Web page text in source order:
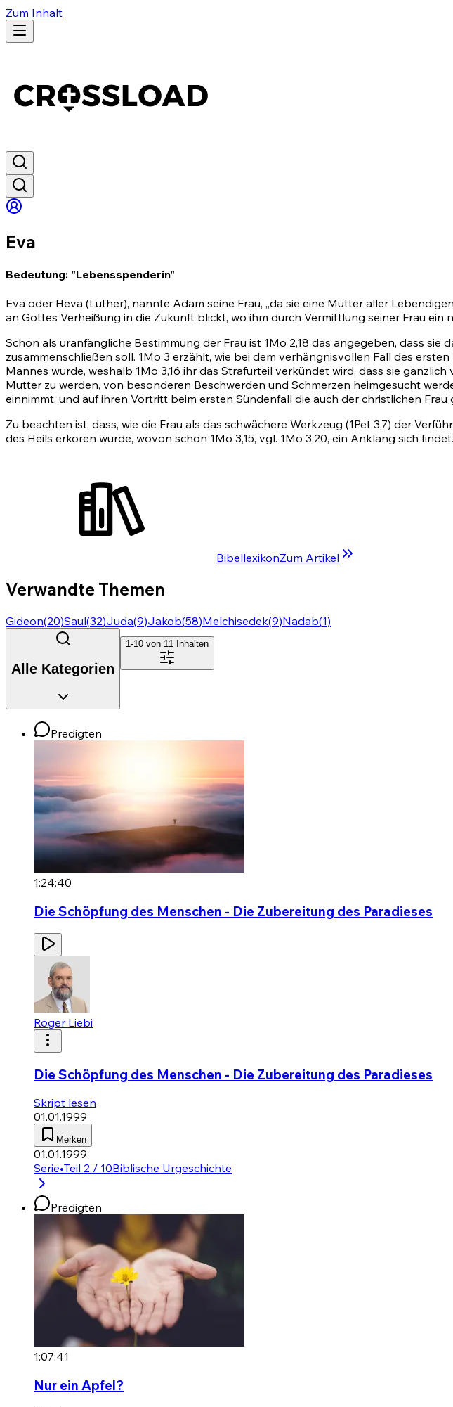
Zum Inhalt
Eva
Bedeutung: "Lebensspenderin"
Eva oder Heva (Luther), nannte Adam seine Frau, „da sie eine Mutter aller
an Gottes Verheißung in die Zukunft blickt, wo ihm durch Vermittlung seiner Frau ein
Schon als uranfängliche Bestimmung der Frau ist 1Mo 2,18 das angegeben, dass sie
zusammenschließen soll. 1Mo 3 erzählt, wie bei dem verhängnisvollen Fall des
Mannes wurde, weshalb 1Mo 3,16 ihr das Strafurteil verkündet wird, dass sie
Mutter zu werden, von besonderen Beschwerden und Schmerzen heimgesucht
einnimmt, und auf ihren Vortritt beim ersten Sündenfall die auch der christlichen
Zu beachten ist, dass, wie die Frau als das schwächere Werkzeug (1Pet 3,7) der
des Heils erkoren wurde, wovon schon 1Mo 3,15, vgl. 1Mo 3,20, ein Anklang sich
BibellexikonZum Artikel
Verwandte Themen
Gideon(20)Saul(32)Juda(9)Jakob(58)Melchisedek(9)Nadab(1)
Alle Kategorien
1-10 von 11 Inhalten
Predigten
1:24:40
Die Schöpfung des Menschen - Die Zubereitung des Paradieses
Roger Liebi
Die Schöpfung des Menschen - Die Zubereitung des Paradieses
Skript lesen
01.01.1999
Merken
01.01.1999
Serie•Teil 2 / 10Biblische Urgeschichte
Predigten
1:07:41
Nur ein Apfel?